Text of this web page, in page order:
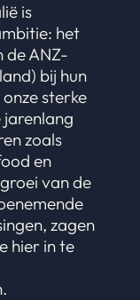
is
het
de ANZ-
bij hun
sterke
jarenlang
zoals
en
van de
zagen
hier in te